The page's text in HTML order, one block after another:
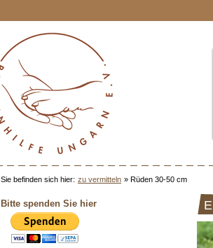
Sie befinden sich hier: zu vermitteln » Rüden 30-50 cm
Bitte spenden Sie hier